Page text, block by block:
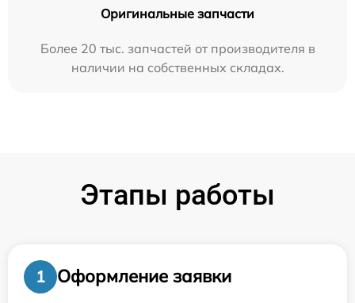
Оригинальные запчасти
Более 20 тыс. запчастей от производителя в
наличии на собственных складах.
Этапы работы
1
Оформление заявки